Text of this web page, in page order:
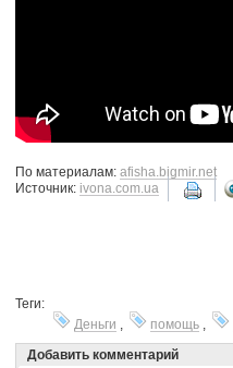
По материалам: afisha.bigmir.net
Источник: ivona.com.ua
Теги:
Деньги
помощь
Добавить комментарий